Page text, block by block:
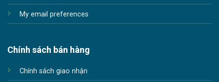
My email preferences
Chính sách bán hàng
Chính sách giao nhận